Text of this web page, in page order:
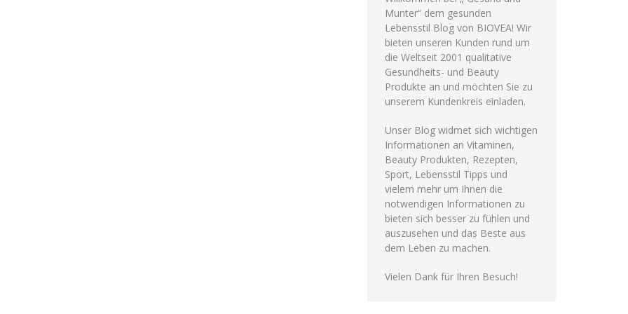
Munter“ dem gesunden
Lebensstil Blog von BIOVEA! Wir
bieten unseren Kunden rund um
die Weltseit 2001 qualitative
Gesundheits- und Beauty
Produkte an und möchten Sie zu
unserem Kundenkreis einladen.
Unser Blog widmet sich wichtigen
Informationen an Vitaminen,
Beauty Produkten, Rezepten,
Sport, Lebensstil Tipps und
vielem mehr um Ihnen die
notwendigen Informationen zu
bieten sich besser zu fühlen und
auszusehen und das Beste aus
dem Leben zu machen.
Vielen Dank für Ihren Besuch!